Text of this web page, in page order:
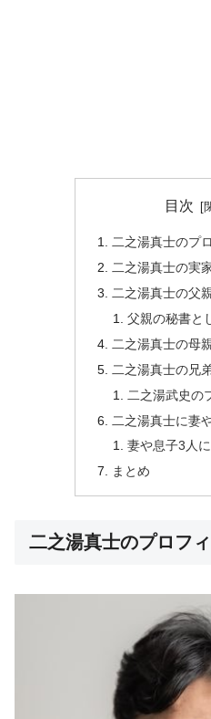
目次
二之湯真士のプ
二之湯真士の実
二之湯真士の父
父親の秘書と
二之湯真士の母
二之湯真士の兄
二之湯武史の
二之湯真士に妻
妻や息子3人
まとめ
二之湯真士のプロフ